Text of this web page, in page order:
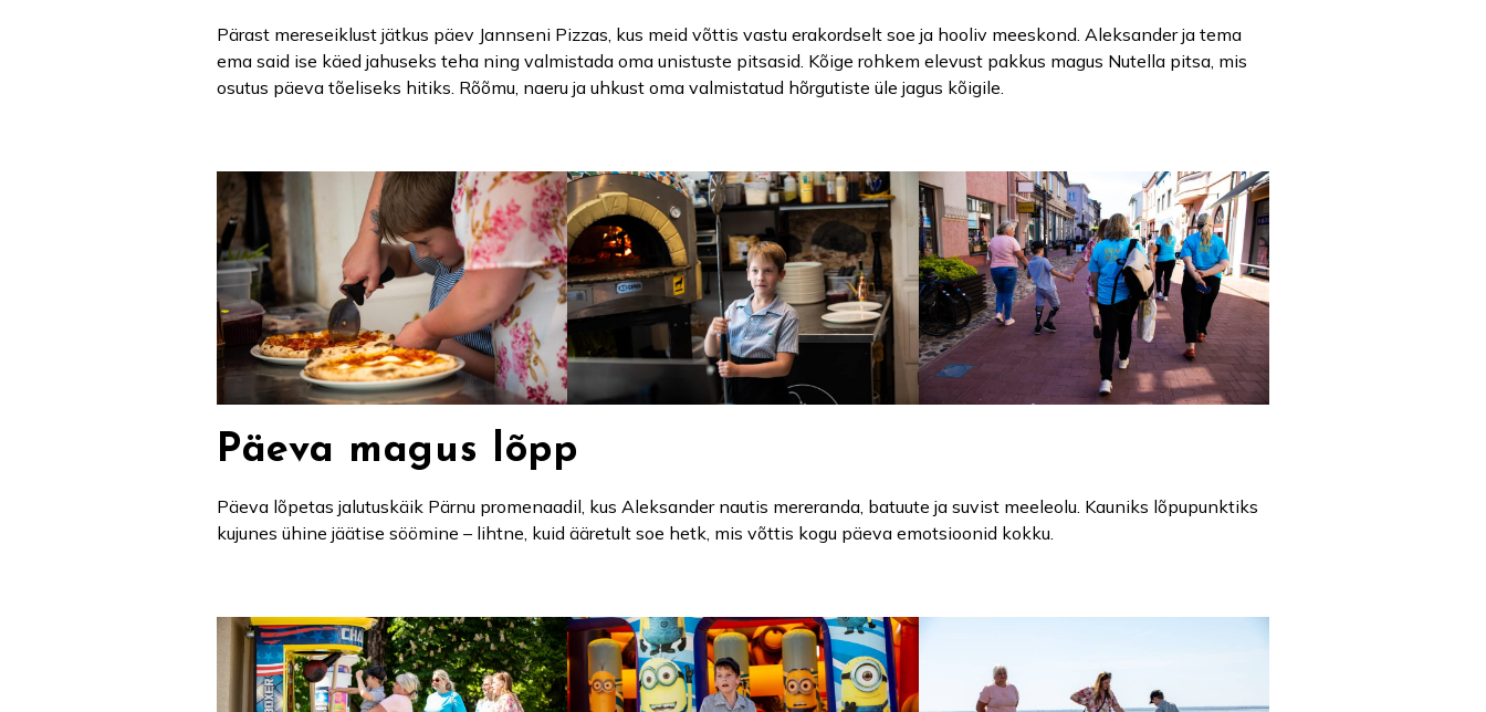
Pärast mereseiklust jätkus päev Jannseni Pizzas, kus meid võttis vastu erakordselt soe ja hooliv meeskond. Aleksander ja tema
ema said ise käed jahuseks teha ning valmistada oma unistuste pitsasid. Kõige rohkem elevust pakkus magus Nutella pitsa, mis
osutus päeva tõeliseks hitiks. Rõõmu, naeru ja uhkust oma valmistatud hõrgutiste üle jagus kõigile.
Päeva magus lõpp
Päeva lõpetas jalutuskäik Pärnu promenaadil, kus Aleksander nautis mereranda, batuute ja suvist meeleolu. Kauniks lõpupunktiks
kujunes ühine jäätise söömine – lihtne, kuid ääretult soe hetk, mis võttis kogu päeva emotsioonid kokku.